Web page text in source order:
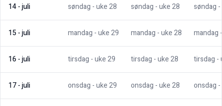
14-juli søndag - uke28 søndag - uke28 søndag
15-juli mandag - uke29 mandag - uke28 mandag
16-juli tirsdag - uke29 tirsdag - uke28 tirsdag -
17-juli onsdag - uke29 onsdag - uke28 onsdag